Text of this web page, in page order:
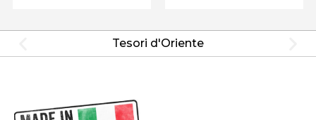
Tesori d'Oriente